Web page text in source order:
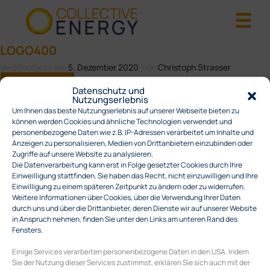
Datenschutz und
Nutzungserlebnis
Um Ihnen das beste Nutzungserlebnis auf unserer Webseite bieten zu
können werden Cookies und ähnliche Technologien verwendet und
personenbezogene Daten wie z.B. IP-Adressen verarbeitet um Inhalte und
Anzeigen zu personalisieren, Medien von Drittanbietern einzubinden oder
Zugriffe auf unsere Website zu analysieren.
Die Datenverarbeitung kann erst in Folge gesetzter Cookies durch Ihre
Einweilligung stattfinden. Sie haben das Recht, nicht einzuwilligen und Ihre
Einwilligung zu einem späteren Zeitpunkt zu ändern oder zu widerrufen.
Weitere Informationen über Cookies, über die Verwendung Ihrer Daten
durch uns und über die Drittanbieter, deren Dienste wir auf unserer Website
in Anspruch nehmen, finden Sie unter den Links am unteren Rand des
Fensters.
Einige Services verarbeiten personenbezogene Daten in den USA. Indem
Sie der Nutzung dieser Services zustimmst, erklären Sie sich auch mit der
LOGO400
5. Dezember 2020
Christoph Strasser